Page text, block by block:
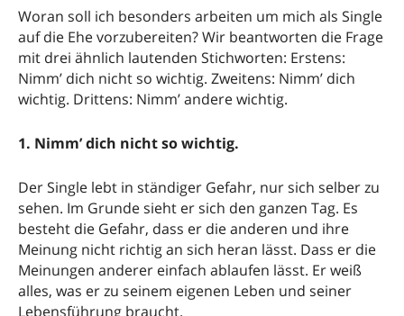
Woran soll ich besonders arbeiten um mich als Single
auf die Ehe vorzubereiten? Wir beantworten die Frage
mit drei ähnlich lautenden Stichworten: Erstens:
Nimm’ dich nicht so wichtig. Zweitens: Nimm’ dich
wichtig. Drittens: Nimm’ andere wichtig.
1. Nimm’ dich nicht so wichtig.
Der Single lebt in ständiger Gefahr, nur sich selber zu
sehen. Im Grunde sieht er sich den ganzen Tag. Es
besteht die Gefahr, dass er die anderen und ihre
Meinung nicht richtig an sich heran lässt. Dass er die
Meinungen anderer einfach ablaufen lässt. Er weiß
alles, was er zu seinem eigenen Leben und seiner
Lebensführung braucht.